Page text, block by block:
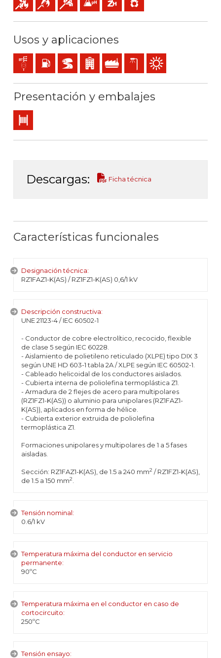
Usos y aplicaciones
Líneas de distribución y acometidas
Locales con riesgo de incendio o explosión
BD2, BD3, BD4 (túneles, rascacielos…)
Locales de pública concurrencia
Uso industrialAlumbrado exterior
Uso exterior
Presentación y embalajes
Bobina
Descargas: Ficha técnica
Características funcionales
Designación técnica:
RZ1FAZ1-K(AS) / RZ1FZ1-K(AS) 0,6/1 kV
Descripción constructiva:
UNE 21123-4 / IEC 60502-1
- Conductor de cobre electrolítico, recocido, flexible
de clase 5 según IEC 60228.
- Aislamiento de polietileno reticulado (XLPE) tipo DIX 3
según UNE HD 603-1 tabla 2A / XLPE según IEC 60502-1.
- Cableado helicoidal de los conductores aislados.
- Cubierta interna de poliolefina termoplástica Z1.
- Armadura de 2 flejes de acero para multipolares
(RZ1FZ1-K(AS)) o aluminio para unipolares (RZ1FAZ1-
K(AS)), aplicados en forma de hélice.
- Cubierta exterior extruida de poliolefina
termoplástica Z1.
Formaciones unipolares y multipolares de 1 a 5 fases
aisladas.
Sección: RZ1FAZ1-K(AS), de 1.5 a 240 mm2 / RZ1FZ1-K(AS),
de 1.5 a 150 mm2
Tensión nominal:
0.6/1 kV
Temperatura máxima del conductor en servicio
permanente:
90ºC
Temperatura máxima en el conductor en caso de
cortocircuito:
250ºC
Tensión ensayo: